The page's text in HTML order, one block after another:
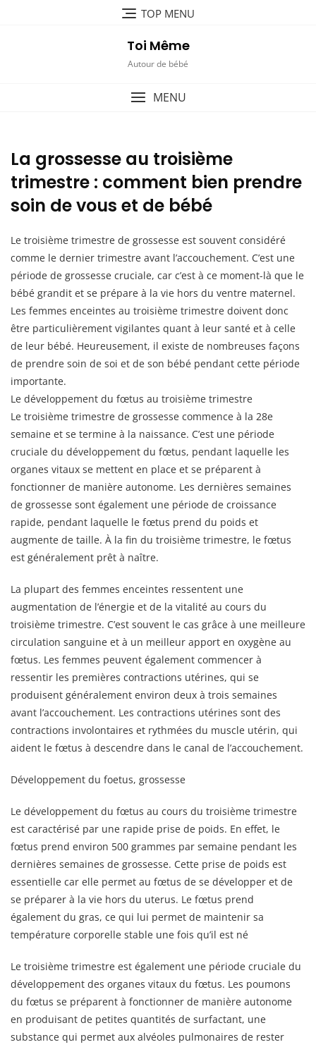
TOP MENU
Toi Même
Autour de bébé
MENU
La grossesse au troisième
trimestre : comment bien prendre
soin de vous et de bébé
Le troisième trimestre de grossesse est souvent considéré
comme le dernier trimestre avant l’accouchement. C’est une
période de grossesse cruciale, car c’est à ce moment-là que le
bébé grandit et se prépare à la vie hors du ventre maternel.
Les femmes enceintes au troisième trimestre doivent donc
être particulièrement vigilantes quant à leur santé et à celle
de leur bébé. Heureusement, il existe de nombreuses façons
de prendre soin de soi et de son bébé pendant cette période
importante.
Le développement du fœtus au troisième trimestre
Le troisième trimestre de grossesse commence à la 28e
semaine et se termine à la naissance. C’est une période
cruciale du développement du fœtus, pendant laquelle les
organes vitaux se mettent en place et se préparent à
fonctionner de manière autonome. Les dernières semaines
de grossesse sont également une période de croissance
rapide, pendant laquelle le fœtus prend du poids et
augmente de taille. À la fin du troisième trimestre, le fœtus
est généralement prêt à naître.
La plupart des femmes enceintes ressentent une
augmentation de l’énergie et de la vitalité au cours du
troisième trimestre. C’est souvent le cas grâce à une meilleure
circulation sanguine et à un meilleur apport en oxygène au
fœtus. Les femmes peuvent également commencer à
ressentir les premières contractions utérines, qui se
produisent généralement environ deux à trois semaines
avant l’accouchement. Les contractions utérines sont des
contractions involontaires et rythmées du muscle utérin, qui
aident le fœtus à descendre dans le canal de l’accouchement.
Développement du foetus, grossesse
Le développement du fœtus au cours du troisième trimestre
est caractérisé par une rapide prise de poids. En effet, le
fœtus prend environ 500 grammes par semaine pendant les
dernières semaines de grossesse. Cette prise de poids est
essentielle car elle permet au fœtus de se développer et de
se préparer à la vie hors du uterus. Le fœtus prend
également du gras, ce qui lui permet de maintenir sa
température corporelle stable une fois qu’il est né
Le troisième trimestre est également une période cruciale du
développement des organes vitaux du fœtus. Les poumons
du fœtus se préparent à fonctionner de manière autonome
en produisant de petites quantités de surfactant, une
substance qui permet aux alvéoles pulmonaires de rester